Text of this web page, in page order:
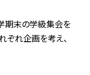
期末の学級集会を
ぞれ企画を考え、